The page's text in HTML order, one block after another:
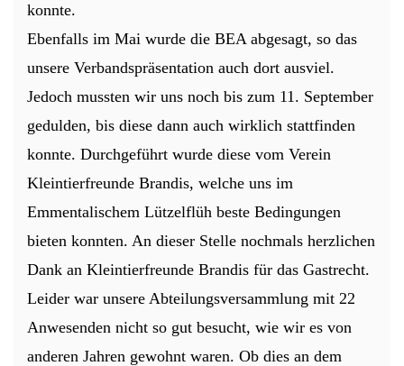
konnte.
Ebenfalls im Mai wurde die BEA abgesagt, so das
unsere Verbandspräsentation auch dort ausviel.
Jedoch mussten wir uns noch bis zum 11. September
gedulden, bis diese dann auch wirklich stattfinden
konnte. Durchgeführt wurde diese vom Verein
Kleintierfreunde Brandis, welche uns im
Emmentalischem Lützelflüh beste Bedingungen
bieten konnten. An dieser Stelle nochmals herzlichen
Dank an Kleintierfreunde Brandis für das Gastrecht.
Leider war unsere Abteilungsversammlung mit 22
Anwesenden nicht so gut besucht, wie wir es von
anderen Jahren gewohnt waren. Ob dies an dem